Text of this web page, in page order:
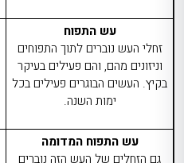
עש התפוח
זחלי העש נוברים לתוך התפוחים
וניזונים מהם, והם פעילים בעיקר
בקיץ. העשים הבוגרים פעילים בכל
ימות השנה.
עש התפוח המדומה
גם הזחלים של העש הזה נוברים